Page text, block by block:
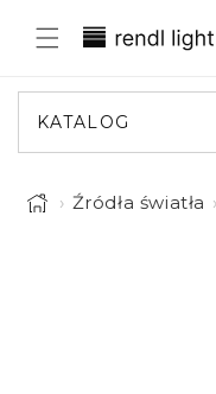
do
treści
KATALOG
› Źródła światła ›